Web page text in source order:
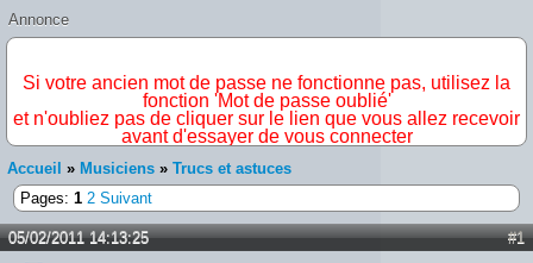
Annonce
Si votre ancien mot de passe ne fonctionne pas, utilisez la
fonction 'Mot de passe oublié'
et n'oubliez pas de cliquer sur le lien que vous allez recevoir
avant d'essayer de vous connecter
Accueil » Musiciens » Trucs et astuces
Pages: 1 2 Suivant
#1
05/02/2011 14:13:25